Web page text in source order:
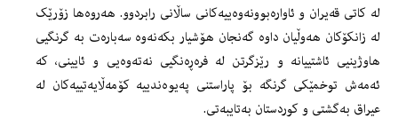
لە کاتی قەیران و ئاوارەبوونەوەییەکانی ساڵانی رابردوو. هەروەها زۆرێک
لە زانکۆکان هەوڵیان داوە گەنجان هۆشیار بکەنەوە سەبارەت بە گرنگیی
هاوژینیی ئاشتییانە و رێزگرتن لە فرەڕەنگیی نەتەوەیی و ئایینی، کە
ئەمەش توخمێکی گرنگە بۆ پاراستنی پەیوەندییە کۆمەڵایەتییەکان لە
عیراق بەگشتی و کوردستان بەتایبەتی.